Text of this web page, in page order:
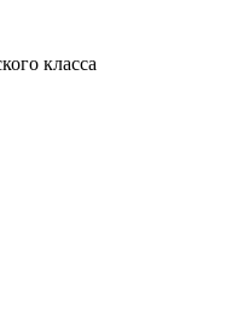
класса